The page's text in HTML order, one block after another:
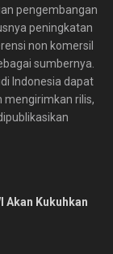
pengembangan
peningkatan
non komersil
sumbernya.
Indonesia dapat
mengirimkan rilis,
Akan Kukuhkan